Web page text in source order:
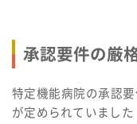
承認要件の厳
特定機能病院の承認
が定められていました